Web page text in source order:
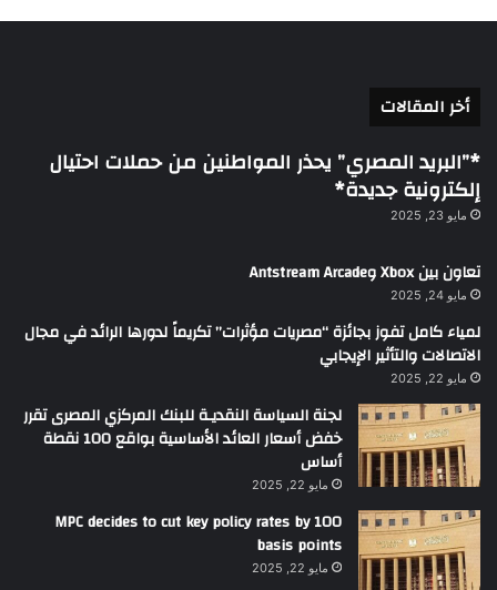
أخر المقالات
*”البريد المصري” يحذر المواطنين من حملات احتيال
إلكترونية جديدة*
مايو 23, 2025
تعاون بين Xbox وAntstream Arcade
مايو 24, 2025
لمياء كامل تفوز بجائزة “مصريات مؤثرات” تكريماً لدورها الرائد في مجال
الاتصالات والتأثير الإيجابي
مايو 22, 2025
لجنة السياسة النقديـة للبنك المركزي المصرى تقرر
خفض أسعار العائد الأساسية بواقع 100 نقطة
أساس
مايو 22, 2025
MPC decides to cut key policy rates by 100
basis points
مايو 22, 2025